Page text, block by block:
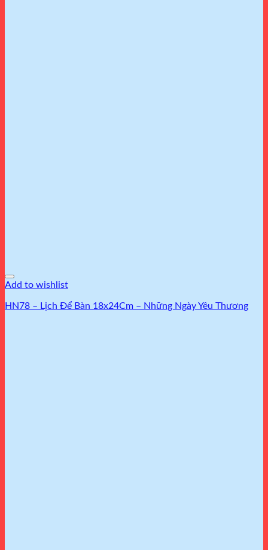
Add to wishlist
HN78 – Lịch Để Bàn 18x24Cm – Những Ngày Yêu Thương